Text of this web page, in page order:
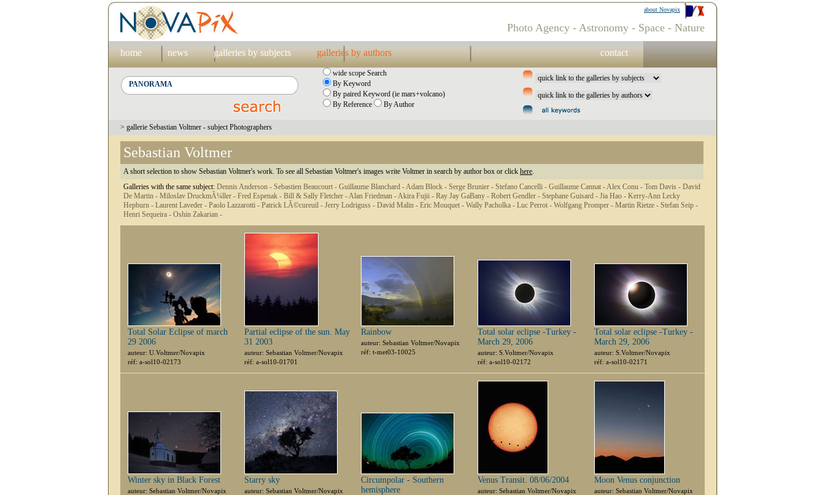
about Novapix
Photo Agency - Astronomy - Space - Nature
home news galleries by subjects galleries by authors contact
wide scope Search
By Keyword
By paired Keyword (ie mars+volcano)
By Reference
By Author
> gallerie Sebastian Voltmer - subject Photographers
Sebastian Voltmer
A short selection to show Sebastian Voltmer's work. To see all Sebastian Voltmer's images write Voltmer in search by author box or click here.
Galleries with the same subject: Dennis Anderson - Sebastien Beaucourt - Guillaume Blanchard -Adam Block - Serge Brunier - Stefano Cancelli - Guillaume Cannat -Alex Conu - Tom Davis - David
De Martin - Miloslav DruckmÃ¼ller - Fred Espenak - Bill & Sally Fletcher -Alan Friedman -Akira Fujii - Ray Jay GaBany - Robert Gendler - Stephane Guisard - Jia Hao - Kerry-Ann Lecky
Hepburn - Laurent Laveder - Paolo Lazzarotti - Patrick LÃ©cureuil - Jerry Lodriguss - David Malin - Eric Mouquet - Wally Pacholka - Luc Perrot - Wolfgang Promper - Martin Rietze - Stefan Seip -
Henri Sequeira - Oshin Zakarian -
Total Solar Eclipse of march
29 2006
auteur: U.Voltmer/Novapix
réf: a-sol10-02173
Partial eclipse of the sun. May
31 2003
auteur: Sebastian Voltmer/Novapix
réf: a-sol10-01701
Rainbow
auteur: Sebastian Voltmer/Novapix
réf: t-met03-10025
Total solar eclipse -Turkey -
March 29, 2006
auteur: S.Voltmer/Novapix
réf: a-sol10-02172
Total solar eclipse -Turkey -
March 29, 2006
auteur: S.Voltmer/Novapix
réf: a-sol10-02171
Winter sky in Black Forest
auteur: Sebastian Voltmer/Novapix
Starry sky
auteur: Sebastian Voltmer/Novapix
Circumpolar - Southern
hemisphere
Venus Transit. 08/06/2004
auteur: Sebastian Voltmer/Novapix
Moon Venus conjunction
auteur: Sebastian Voltmer/Novapix